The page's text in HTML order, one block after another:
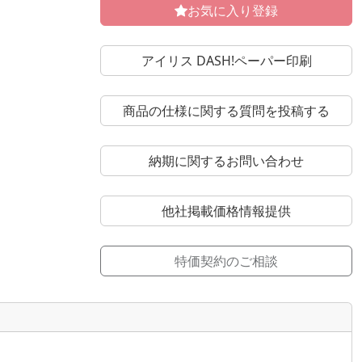
お気に入り登録
アイリス DASH!ペーパー印刷
商品の仕様に関する質問を投稿する
納期に関するお問い合わせ
他社掲載価格情報提供
特価契約のご相談